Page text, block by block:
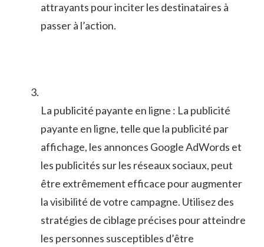
attrayants pour inciter les destinataires à‍
passer à l’action.
La ⁤publicité​ payante en ligne ‌:‍ La publicité
⁣payante en ​ligne, telle que la publicité par⁢
affichage, les annonces Google‍ AdWords et
les⁤ publicités sur‌ les réseaux sociaux, ⁤peut
être ⁣extrêmement efficace pour augmenter
⁣la ‍visibilité de​ votre campagne. Utilisez⁢ des
stratégies de ​ciblage précises pour ⁢atteindre
les personnes susceptibles d’être